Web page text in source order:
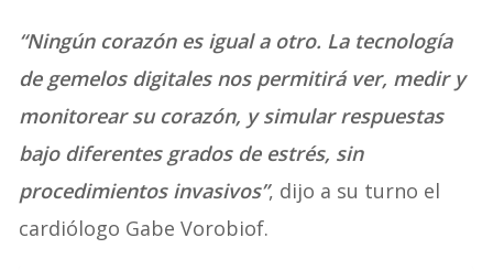
“Ningún corazón es igual a otro. La tecnología
de gemelos digitales nos permitirá ver, medir y
monitorear su corazón, y simular respuestas
bajo diferentes grados de estrés, sin
procedimientos invasivos”, dijo a su turno el
cardiólogo Gabe Vorobiof.